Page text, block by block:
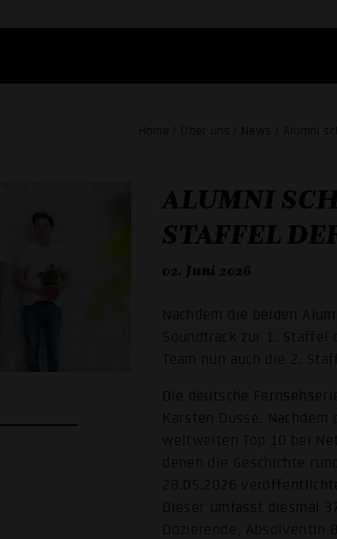
Home / Über uns / News / Alumni
ALUMNI
STAFFEL
02. Juni 2026
Nachdem die beiden
Soundtrack zur 1. Staffel
Team nun auch die 2.
Die deutsche
Karsten Dusse.
weltweiten Top 10 bei
denen die Geschichte
28.05.2026
Dieser umfasst diesmal
Dozierende, Absolventin